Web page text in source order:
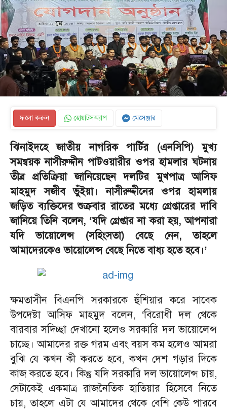
ফলো করুন হোয়াটসঅ্যাপ মেসেঞ্জার
ঝিনাইদহে জাতীয় নাগরিক পার্টির (এনসিপি) মুখ্য
সমন্বয়ক নাসীরুদ্দীন পাটওয়ারীর ওপর হামলার ঘটনায়
তীব্র প্রতিক্রিয়া জানিয়েছেন দলটির মুখপাত্র আসিফ
মাহমুদ সজীব ভুঁইয়া। নাসীরুদ্দীনের ওপর হামলায়
জড়িত ব্যক্তিদের শুক্রবার রাতের মধ্যে গ্রেপ্তারের দাবি
জানিয়ে তিনি বলেন, ‘যদি গ্রেপ্তার না করা হয়, আপনারা
যদি ভায়োলেন্স (সহিংসতা) বেছে নেন, তাহলে
আমাদেরকেও ভায়োলেন্স বেছে নিতে বাধ্য হতে হবে।’
ক্ষমতাসীন বিএনপি সরকারকে হুঁশিয়ার করে সাবেক
উপদেষ্টা আসিফ মাহমুদ বলেন, ‘বিরোধী দল থেকে
বারবার সদিচ্ছা দেখানো হলেও সরকারি দল ভায়োলেন্স
চাচ্ছে। আমাদের রক্ত গরম এবং বয়স কম হলেও আমরা
বুঝি যে কখন কী করতে হবে, কখন দেশ গড়ার দিকে
কাজ করতে হবে। কিন্তু যদি সরকারি দল ভায়োলেন্স চায়,
সেটাকেই একমাত্র রাজনৈতিক হাতিয়ার হিসেবে নিতে
চায়, তাহলে এটা যে আমাদের থেকে বেশি কেউ পারবে